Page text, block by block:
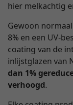
hier melkachtig
Gewoon
8% en een UV-
coating van de
inlijstglazen van
dan 1%
verhoogd.